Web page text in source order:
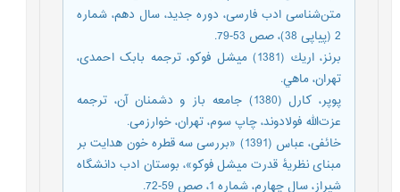
متن‌شناسی ادب فارسی، دوره جدید، سال دهم، شماره
2 (پیاپی 38)، صص 53-79.
برنز، اريك (1381) ميشل فوكو، ترجمه بابک احمدی،
تهران، ماهي.
پوپر، کارل (1380) جامعه باز و دشمنان آن، ترجمه
عزت‌الله فولادوند، چاپ سوم، تهران، خوارزمی.
خائفی، عباس (1391) «بررسی سه قطره خون هدایت بر
مبنای نظریۀ قدرت میشل فوکو»، بوستان ادب دانشگاه
شیراز، سال چهارم، شماره 1، صص 59-72.